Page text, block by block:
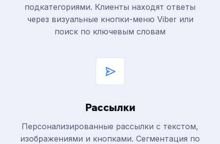
подкатегориями. Клиенты находят ответы
через визуальные кнопки-меню Viber или
поиск по ключевым словам
Рассылки
Персонализированные рассылки с текстом,
изображениями и кнопками. Сегментация по